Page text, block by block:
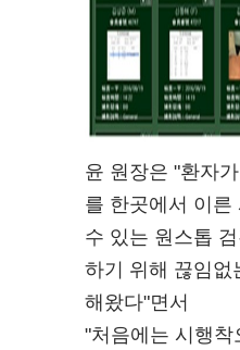
윤 원장은 "환자
를 한곳에서 이른
수 있는 원스톱
하기 위해 끊임없
해왔다"면서
"처음에는 시행착